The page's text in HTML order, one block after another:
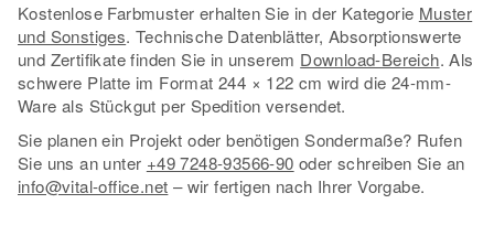
Kostenlose Farbmuster erhalten Sie in der Kategorie Muster
und Sonstiges. Technische Datenblätter, Absorptionswerte
und Zertifikate finden Sie in unserem Download-Bereich. Als
schwere Platte im Format 244 × 122 cm wird die 24-mm-
Ware als Stückgut per Spedition versendet.
Sie planen ein Projekt oder benötigen Sondermaße? Rufen
Sie uns an unter +49 7248-93566-90 oder schreiben Sie an
info@vital-office.net – wir fertigen nach Ihrer Vorgabe.